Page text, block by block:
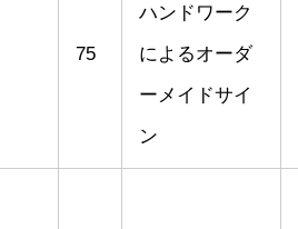
75
ハンドワーク
によるオーダ
ーメイドサイ
ン